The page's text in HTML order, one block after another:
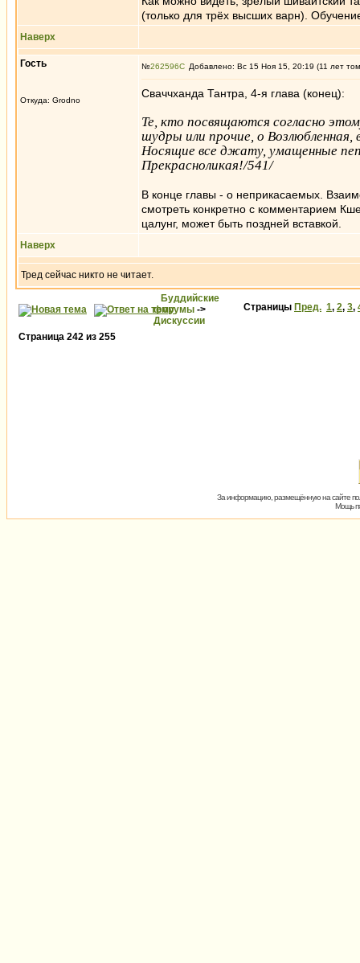
(только для трёх высших варн).
Наверх
Гость
Откуда: Grodno
№262596 Добавлено: Вс 15 Ноя 15, 20:19 (11 лет
Сваччханда Тантра, 4-я глава (конец):
Те, кто посвящаются согласно
шудры или прочие, о
Носящие все джату, умащенные
Прекрасноликая!/541/
В конце главы - о неприкасаемых.
смотреть конкретно с комментарием
цалунг, может быть поздней вставкой.
Наверх
Тред сейчас никто не читает.
Буддийские
форумы ->
Дискуссии
Страницы Пред. 1, 2, 3,
Страница 242 из 255
За информацию, размещённую на сайте
Мощь